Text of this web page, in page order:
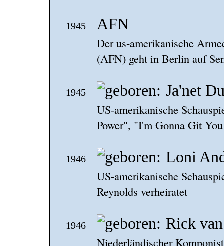
1945 AFN
Der us-amerikanische
(AFN) geht in Berlin auf
1945 Ja'net
US-amerikanische
Power", "I'm Gonna Git
1946 Loni
US-amerikanische
Reynolds verheiratet
1946 Rick
Niederländischer